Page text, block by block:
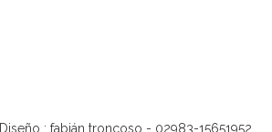
Diseño : fabián troncoso - 02983-15651952